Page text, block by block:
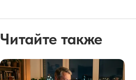
Читайте также